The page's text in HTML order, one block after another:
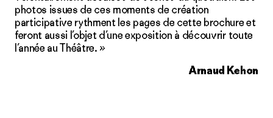
photos issues de ces moments de création
participative rythment les pages de cette brochure et
feront aussi l’objet d’une exposition à découvrir toute
l’année au Théâtre. »
Arnaud Kehon